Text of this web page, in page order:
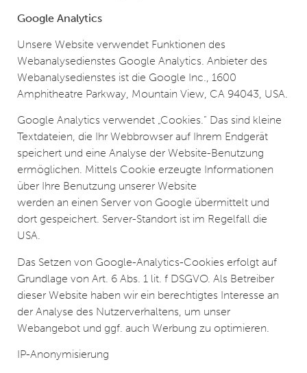
Google Analytics
Unsere Website verwendet Funktionen des
Webanalysedienstes Google Analytics. Anbieter des
Webanalysedienstes ist die Google Inc., 1600
Amphitheatre Parkway, Mountain View, CA 94043, USA.
Google Analytics verwendet „Cookies.“ Das sind kleine
Textdateien, die Ihr Webbrowser auf Ihrem Endgerät
speichert und eine Analyse der Website-Benutzung
ermöglichen. Mittels Cookie erzeugte Informationen
über Ihre Benutzung unserer Website
werden an einen Server von Google übermittelt und
dort gespeichert. Server-Standort ist im Regelfall die
USA.
Das Setzen von Google-Analytics-Cookies erfolgt auf
Grundlage von Art. 6 Abs. 1 lit. f DSGVO. Als Betreiber
dieser Website haben wir ein berechtigtes Interesse an
der Analyse des Nutzerverhaltens, um unser
Webangebot und ggf. auch Werbung zu optimieren.
IP-Anonymisierung